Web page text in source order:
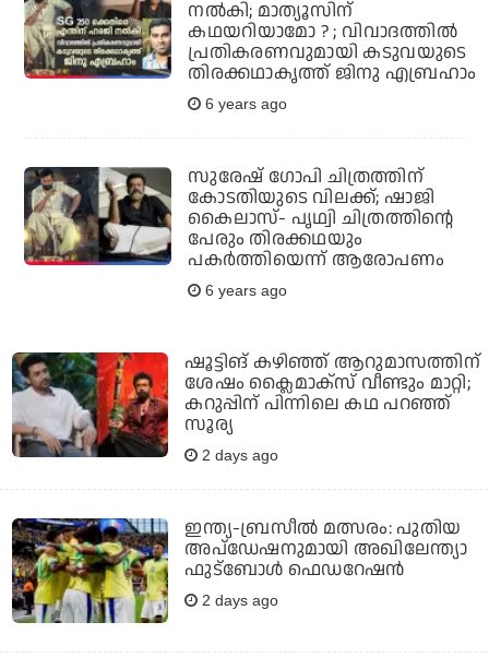
നല്‍കി; മാത്യൂസിന്
കഥയറിയാമോ ? ; വിവാദത്തില്‍
പ്രതികരണവുമായി കടുവയുടെ
തിരക്കഥാകൃത്ത് ജിനു എബ്രഹാം
6 years ago
സുരേഷ് ഗോപി ചിത്രത്തിന്
കോടതിയുടെ വിലക്ക്; ഷാജി
കൈലാസ്- പൃഥ്വി ചിത്രത്തിന്റെ
പേരും തിരക്കഥയും
പകര്‍ത്തിയെന്ന് ആരോപണം
6 years ago
ഷൂട്ടിങ് കഴിഞ്ഞ് ആറുമാസത്തിന്
ശേഷം ക്ലൈമാക്സ് വീണ്ടും മാറ്റി;
കറുപ്പിന് പിന്നിലെ കഥ പറഞ്ഞ്
സൂര്യ
2 days ago
ഇന്ത്യ-ബ്രസീല്‍ മത്സരം: പുതിയ
അപ്‌ഡേഷനുമായി അഖിലേന്ത്യാ
ഫുട്ബോള്‍ ഫെഡറേഷന്‍
2 days ago